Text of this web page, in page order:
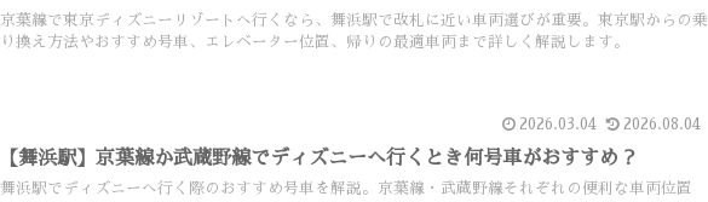
京葉線で東京ディズニーリゾートへ行くなら、舞浜駅で改札に近い車両選びが重要。東京駅からの乗
り換え方法やおすすめ号車、エレベーター位置、帰りの最適車両まで詳しく解説します。
2026.03.04 2026.08.04
【舞浜駅】京葉線か武蔵野線でディズニーへ行くとき何号車がおすすめ？
舞浜駅でディズニーへ行く際のおすすめ号車を解説。京葉線・武蔵野線それぞれの便利な車両位置